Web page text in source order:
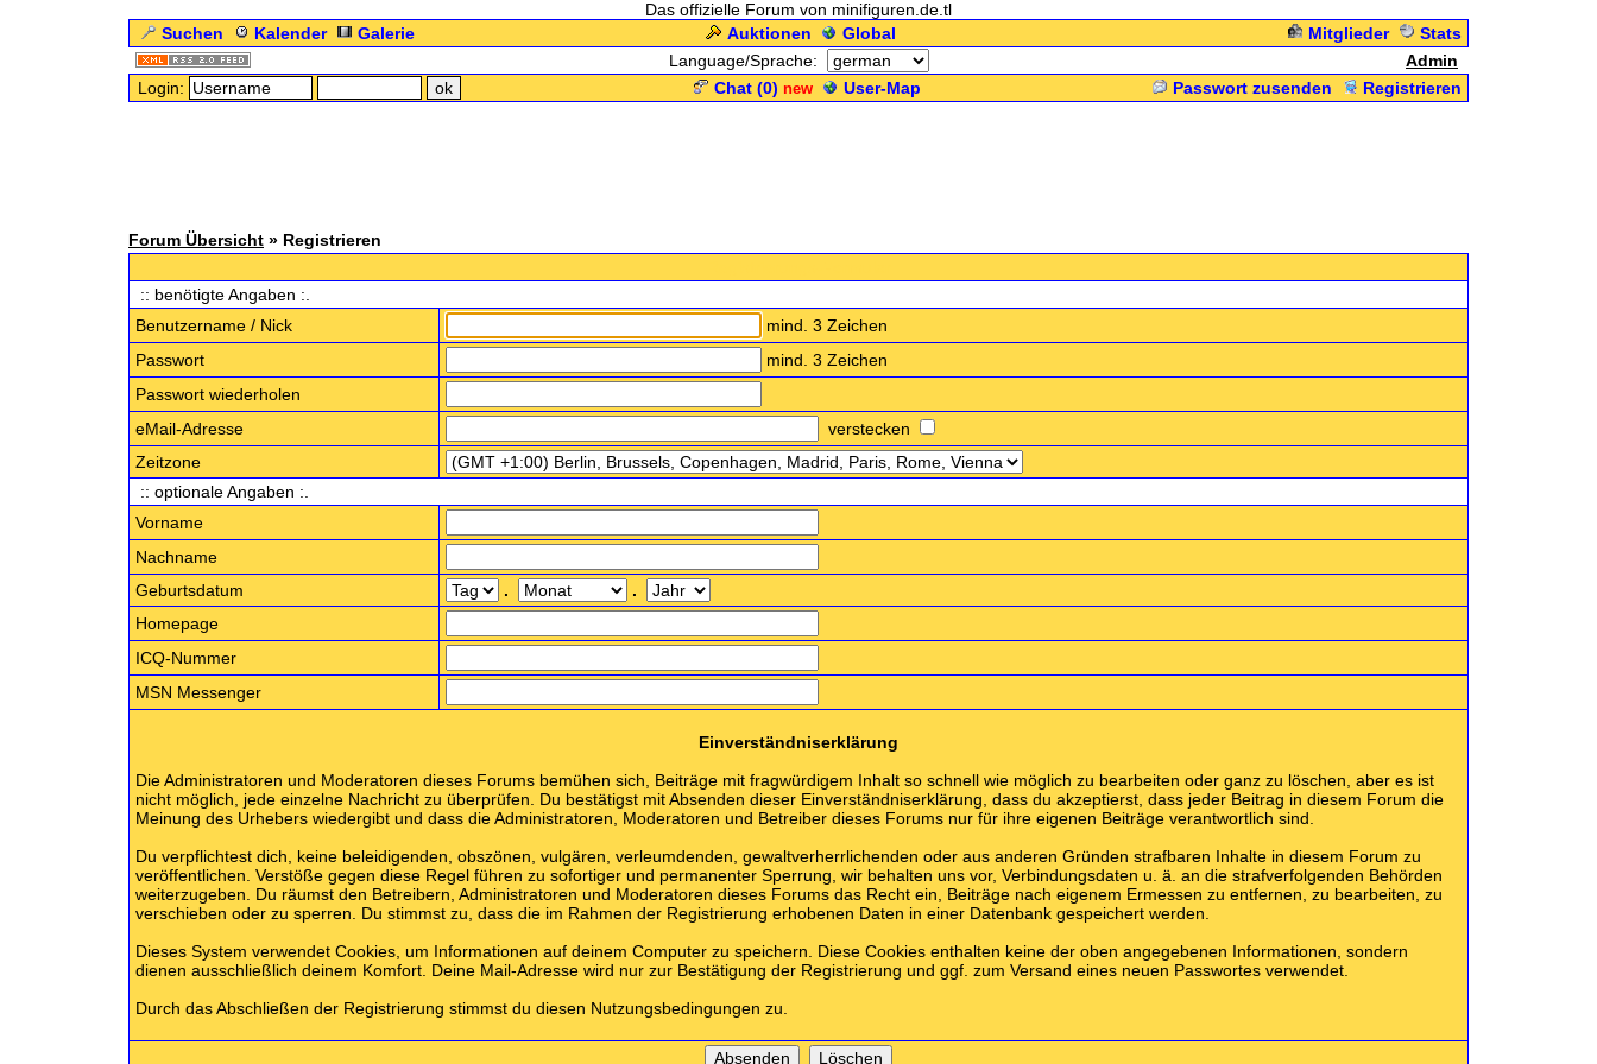
Das offizielle Forum von minifiguren.de.tl
Suchen
Kalender Galerie Auktionen Global Mitglieder
Stats
Language/Sprache:
Admin
Login:
Chat (0) new User-Map Passwort zusenden Registrieren
Forum Übersicht » Registrieren
:: benötigte Angaben :.
Benutzername / Nick
mind. 3 Zeichen
Passwort
mind. 3 Zeichen
Passwort wiederholen
eMail-Adresse
verstecken
Zeitzone
:: optionale Angaben :.
Vorname
Nachname
Geburtsdatum
.
.
Homepage
ICQ-Nummer
MSN Messenger
Einverständniserklärung
Die Administratoren und Moderatoren dieses Forums bemühen sich, Beiträge mit fragwürdigem Inhalt so schnell wie möglich zu bearbeiten oder ganz zu löschen, aber es ist
nicht möglich, jede einzelne Nachricht zu überprüfen. Du bestätigst mit Absenden dieser Einverständniserklärung, dass du akzeptierst, dass jeder Beitrag in diesem Forum die
Meinung des Urhebers wiedergibt und dass die Administratoren, Moderatoren und Betreiber dieses Forums nur für ihre eigenen Beiträge verantwortlich sind.
Du verpflichtest dich, keine beleidigenden, obszönen, vulgären, verleumdenden, gewaltverherrlichenden oder aus anderen Gründen strafbaren Inhalte in diesem Forum zu
veröffentlichen. Verstöße gegen diese Regel führen zu sofortiger und permanenter Sperrung, wir behalten uns vor, Verbindungsdaten u. ä. an die strafverfolgenden Behörden
weiterzugeben. Du räumst den Betreibern, Administratoren und Moderatoren dieses Forums das Recht ein, Beiträge nach eigenem Ermessen zu entfernen, zu bearbeiten, zu
verschieben oder zu sperren. Du stimmst zu, dass die im Rahmen der Registrierung erhobenen Daten in einer Datenbank gespeichert werden.
Dieses System verwendet Cookies, um Informationen auf deinem Computer zu speichern. Diese Cookies enthalten keine der oben angegebenen Informationen, sondern
dienen ausschließlich deinem Komfort. Deine Mail-Adresse wird nur zur Bestätigung der Registrierung und ggf. zum Versand eines neuen Passwortes verwendet.
Durch das Abschließen der Registrierung stimmst du diesen Nutzungsbedingungen zu.